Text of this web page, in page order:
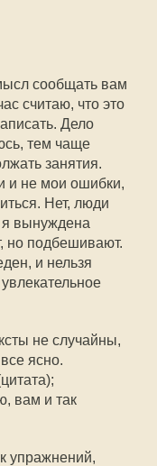
сообщать вам
считаю, что это
Дело
тем чаще
занятия.
и не мои ошибки,
Нет, люди
я вынуждена
но подбешивают.
и нельзя
не случайны,
ясно.
вам и так
упражнений,